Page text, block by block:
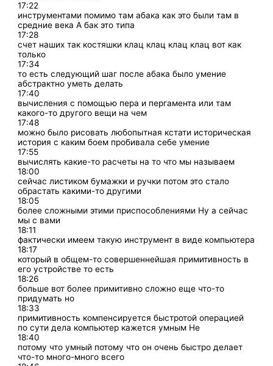
17:22
инструментами помимо там абака как это были там в
средние века А бак это типа
17:28
счет наших так костяшки клац клац клац клац вот как
только
17:34
то есть следующий шаг после абака было умение
абстрактно уметь делать
17:40
вычисления с помощью пера и пергамента или там
какого-то другого вещи на чем
17:48
можно было рисовать любопытная кстати историческая
история с каким боем пробивала себе умение
17:55
вычислять какие-то расчеты на то что мы называем
18:00
сейчас листиком бумажки и ручки потом это стало
обрастать какими-то другими
18:05
более сложными этими приспособлениями Ну а сейчас
мы с вами
18:11
фактически имеем такую инструмент в виде компьютера
18:17
который в общем-то совершеннейшая примитивность в
его устройстве то есть
18:26
больше вот более примитивно сложно еще что-то
придумать но
18:33
примитивность компенсируется быстротой операцией
по сути дела компьютер кажется умным Не
18:40
потому что умный потому что он очень быстро делает
что-то много-много всего